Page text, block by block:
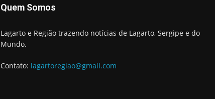
Quem Somos
Lagarto e Região trazendo notícias de Lagarto, Sergipe e do
Mundo.
Contato: lagartoregiao@gmail.com